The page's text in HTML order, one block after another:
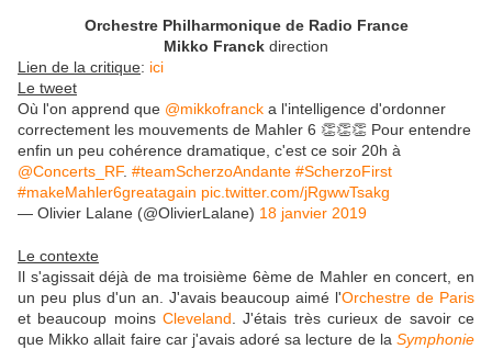
Orchestre Philharmonique de Radio France
Mikko Franck direction
Lien de la critique: ici
Le tweet
Où l'on apprend que @mikkofranck a l'intelligence d'ordonner
correctement les mouvements de Mahler 6 👏👏👏 Pour entendre
enfin un peu cohérence dramatique, c'est ce soir 20h à
@Concerts_RF. #teamScherzoAndante #ScherzoFirst
#makeMahler6greatagain pic.twitter.com/jRgwwTsakg
— Olivier Lalane (@OlivierLalane) 18 janvier 2019
Le contexte
Il s'agissait déjà de ma troisième 6ème de Mahler en concert, en
un peu plus d'un an. J'avais beaucoup aimé l'Orchestre de Paris
et beaucoup moins Cleveland . J'étais très curieux de savoir ce
que Mikko allait faire car j'avais adoré sa lecture de la Symphonie